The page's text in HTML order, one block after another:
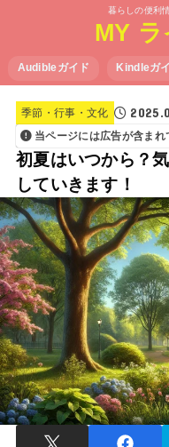
暮らしの便利
MY
Audibleガイド Kindleガ
季節・行事・文化
当ページには広告が含まれ
初夏はいつから？
していきます！